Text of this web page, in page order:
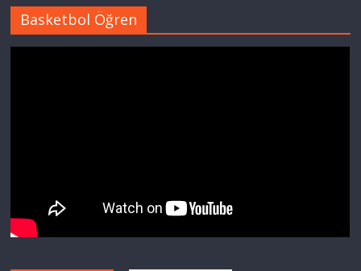
Basketbol Öğren